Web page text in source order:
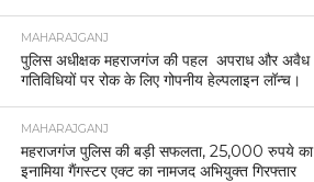
MAHARAJGANJ
पुलिस अधीक्षक महराजगंज की पहल अपराध और अवैध
गतिविधियों पर रोक के लिए गोपनीय हेल्पलाइन लॉन्च।
MAHARAJGANJ
महराजगंज पुलिस की बड़ी सफलता, 25,000 रुपये का
इनामिया गैंगस्टर एक्ट का नामजद अभियुक्त गिरफ्तार